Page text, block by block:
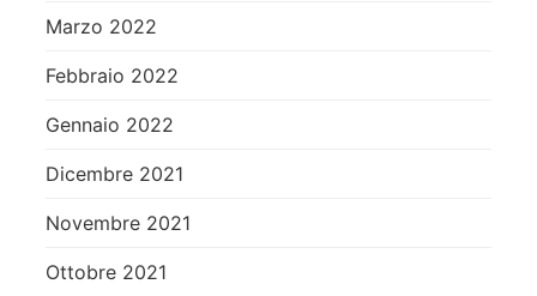
Marzo 2022
Febbraio 2022
Gennaio 2022
Dicembre 2021
Novembre 2021
Ottobre 2021